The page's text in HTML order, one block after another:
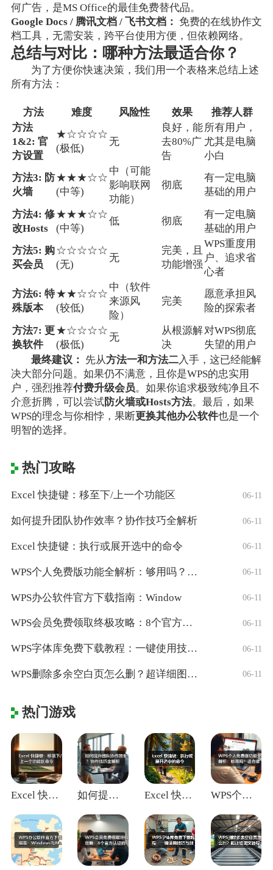
何广告，是MS Office的最佳免费替代品。
Google Docs / 腾讯文档 / 飞书文档： 免费的在线协作文
档工具，无需安装，跨平台使用方便，但依赖网络。
总结与对比：哪种方法最适合你？
为了方便你快速决策，我们用一个表格来总结上述
所有方法：
方法 难度 风险性 效果
推荐人群
方法
1&2: 官
方设置
★☆☆☆☆
(极低)
无
良好，能
去80%广
告
所有用户，
尤其是电脑
小白
方法3: 防
火墙
★★★☆☆
(中等)
中（可能
影响联网
功能）
彻底
有一定电脑
基础的用户
方法4: 修
改Hosts
★★★☆☆
(中等)
低 彻底
有一定电脑
基础的用户
方法5: 购
买会员
☆☆☆☆☆
(无)
无
完美，且
功能增强
WPS重度用
户、追求省
心者
方法6: 特
殊版本
★★☆☆☆
(较低)
中（软件
来源风
险）
完美
愿意承担风
险的探索者
方法7: 更
换软件
★☆☆☆☆
(极低)
无
从根源解
决
对WPS彻底
失望的用户
最终建议： 先从方法一和方法二入手，这已经能解
决大部分问题。如果仍不满意，且你是WPS的忠实用
户，强烈推荐付费升级会员。如果你追求极致纯净且不
介意折腾，可以尝试防火墙或Hosts方法。最后，如果
WPS的理念与你相悖，果断更换其他办公软件也是一个
明智的选择。
热门攻略
Excel 快捷键：移至下/上一个功能区 06-11
如何提升团队协作效率？协作技巧全解析 06-11
Excel 快捷键：执行或展开选中的命令 06-11
WPS个人免费版功能全解析：够用吗？适合 06-11
WPS办公软件官方下载指南：Window 06-11
WPS会员免费领取终极攻略：8个官方认证 06-11
WPS字体库免费下载教程：一键使用技巧与 06-11
WPS删除多余空白页怎么删？超详细图文教 06-11
热门游戏
Excel 快捷键：移至下/上一个功能区 如何提升团队协作效率？协作技巧全解析 Excel 快捷键：执行或展开选中的命令 WPS个人免费版功能全解析：够用吗？适合